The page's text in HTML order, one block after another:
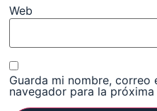
Web
Guarda mi nombre,
navegador para la